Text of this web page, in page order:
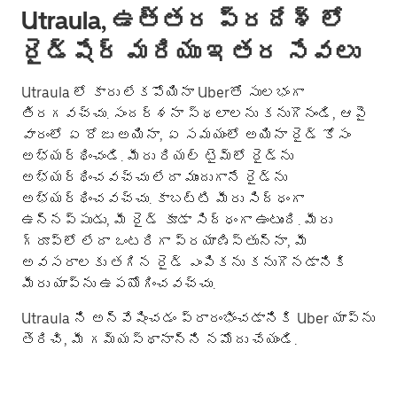
Utraula, ఉత్తర ప్రదేశ్ లో
రైడ్‌షేర్ మరియు ఇతర సేవలు
Utraula లో కారు లేకపోయినా Uberతో సులభంగా
తిరగవచ్చు. సందర్శనా స్థలాలను కనుగొనండి, ఆపై
వారంలో ఏ రోజు అయినా, ఏ సమయంలో అయినా రైడ్ కోసం
అభ్యర్థించండి. మీరు రియల్ టైమ్‌లో రైడ్‌ను
అభ్యర్థించవచ్చు లేదా ముందుగానే రైడ్‌ను
అభ్యర్థించవచ్చు. కాబట్టి మీరు సిద్ధంగా
ఉన్నప్పుడు, మీ రైడ్ కూడా సిద్ధంగా ఉంటుంది. మీరు
గ్రూప్؜లో లేదా ఒంటరిగా ప్రయాణిస్తున్నా, మీ
అవసరాలకు తగిన రైడ్ ఎంపికను కనుగొనడానికి
మీరు యాప్‌ను ఉపయోగించవచ్చు.
Utraula ని అన్వేషించడం ప్రారంభించడానికి Uber యాప్‌ను
తెరిచి, మీ గమ్యస్థానాన్ని నమోదు చేయండి.